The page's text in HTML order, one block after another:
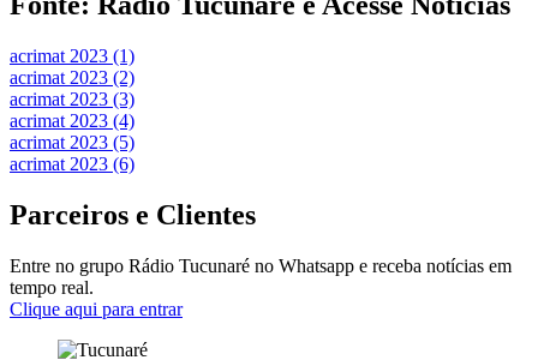
acrimat 2023 (1)
acrimat 2023 (2)
acrimat 2023 (3)
acrimat 2023 (4)
acrimat 2023 (5)
acrimat 2023 (6)
Parceiros e Clientes
Entre no grupo Rádio Tucunaré no Whatsapp e receba notícias em
tempo real.
Clique aqui para entrar